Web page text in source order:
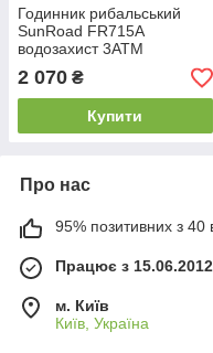
Годинник рибальський
SunRoad FR715A
водозахист 3АТМ
(барометр, висотомір,
термометр, прогноз
погоди)
2 070 ₴
Купити
Про нас
95% позитивних з 40
Працює з 15.06.2012
м. Київ
Київ, Україна